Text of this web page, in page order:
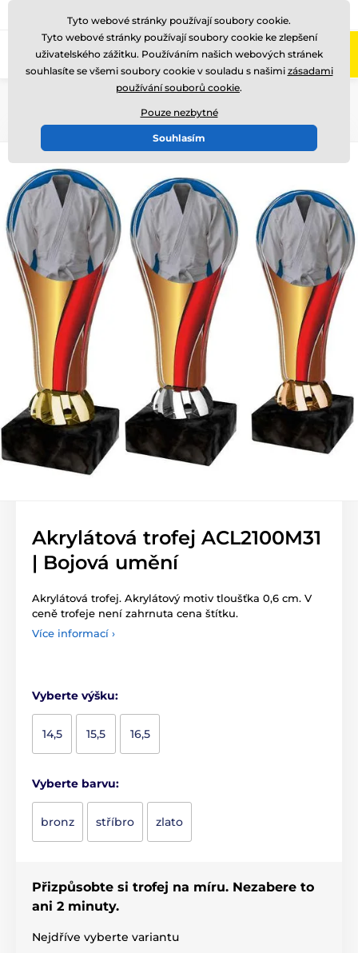
Zavolejte nám (Po-Pá 8-17)
Akrylátová trofej ACL2100M31
| Bojová umění
Akrylátová trofej. Akrylátový motiv tloušťka 0,6 cm. V
ceně trofeje není zahrnuta cena štítku.
Více informací ›
Vyberte výšku:
14,5 15,5 16,5
Vyberte barvu:
bronz stříbro zlato
Přizpůsobte si trofej na míru. Nezabere to
ani 2 minuty.
Nejdříve vyberte variantu
Tyto webové stránky používají soubory cookie.
Tyto webové stránky používají soubory cookie ke zlepšení
uživatelského zážitku. Používáním našich webových stránek
souhlasíte se všemi soubory cookie v souladu s našimi zásadami
používání souborů cookie.
Pouze nezbytné
Souhlasím